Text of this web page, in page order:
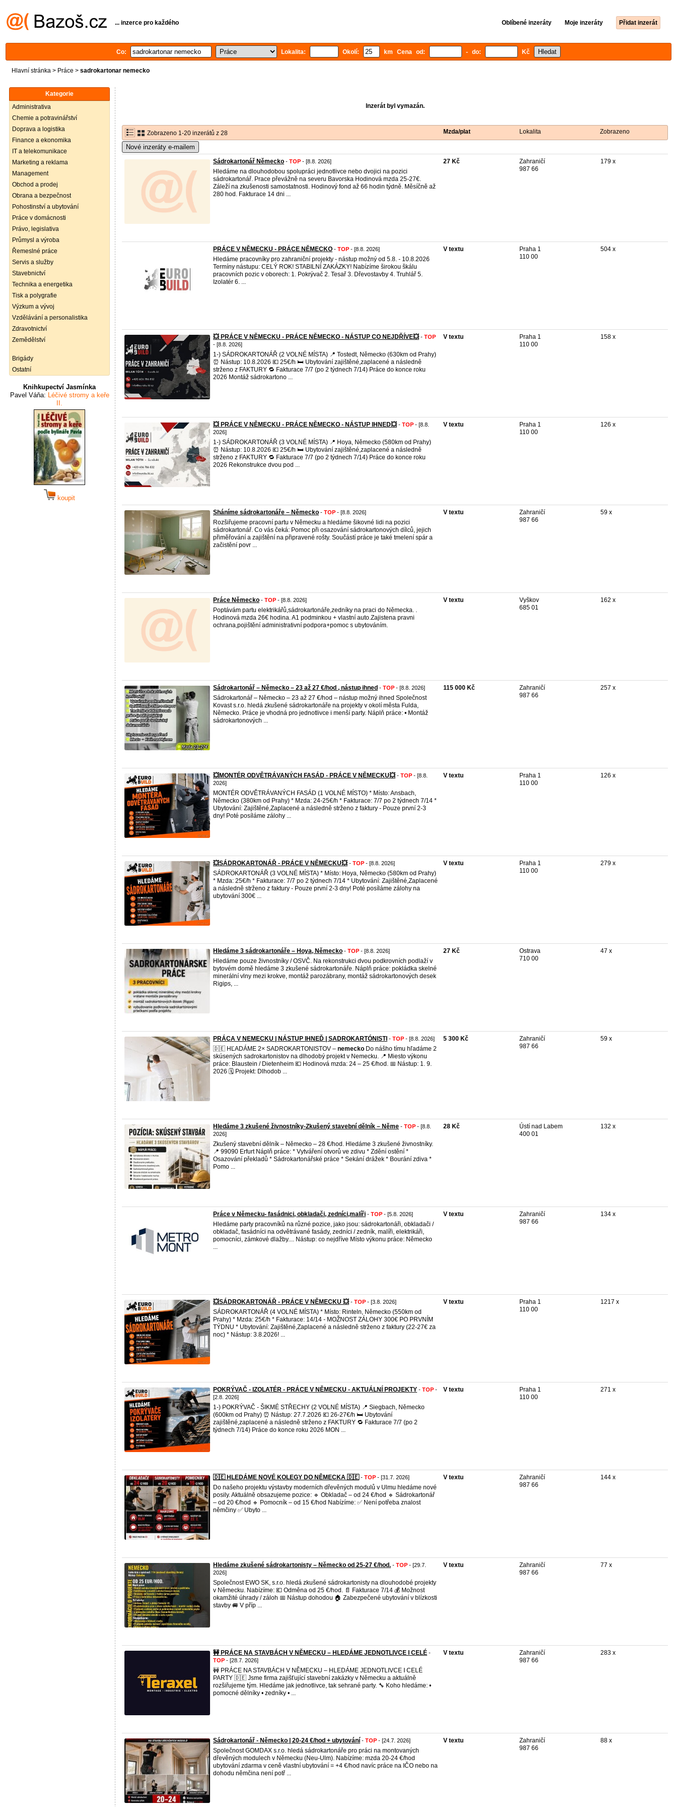
... inzerce pro každého Oblíbené inzeráty Moje inzeráty Přidat inzerát
Co: Lokalita: Okolí: km Cena od: - do: Kč
Hlavní stránka > Práce > sadrokartonar nemecko
Kategorie
Administrativa
Chemie a potravinářství
Doprava a logistika
Finance a ekonomika
IT a telekomunikace
Marketing a reklama
Management
Obchod a prodej
Obrana a bezpečnost
Pohostinství a ubytování
Práce v domácnosti
Právo, legislativa
Průmysl a výroba
Řemeslné práce
Servis a služby
Stavebnictví
Technika a energetika
Tisk a polygrafie
Výzkum a vývoj
Vzdělávání a personalistika
Zdravotnictví
Zemědělství
Brigády
Ostatní
Knihkupectví Jasmínka
Pavel Váňa: Léčivé stromy a keře
II.
koupit
Inzerát byl vymazán.
Zobrazeno 1-20 inzerátů z 28 Mzda/plat Lokalita Zobrazeno
Nové inzeráty e-mailem
Sádrokartonář Německo - TOP - [8.8. 2026]
Hledáme na dlouhodobou spolupráci jednotlivce nebo dvojici na pozici
sádrokartonář. Prace převážně na severu Bavorska Hodinová mzda 25-27€.
Záleží na zkušenosti samostatnosti. Hodinový fond až 66 hodin týdně. Měsíčně až
280 hod. Fakturace 14 dni ...
27 Kč
Zahraničí
987 66
179 x
PRÁCE V NĚMECKU - PRÁCE NĚMECKO - TOP - [8.8. 2026]
Hledáme pracovníky pro zahraniční projekty - nástup možný od 5.8. - 10.8.2026
Termíny nástupu: CELÝ ROK! STABILNÍ ZAKÁZKY! Nabízíme širokou škálu
pracovních pozic v oborech: 1. Pokrývač 2. Tesař 3. Dřevostavby 4. Truhlář 5.
Izolatér 6. ...
V textu
Praha 1
110 00
504 x
💥 PRÁCE V NĚMECKU - PRÁCE NĚMECKO - NÁSTUP CO NEJDŘÍVE💥- TOP
- [8.8. 2026]
1-) SÁDROKARTONÁŘ (2 VOLNÉ MÍSTA) 📍 Tostedt, Německo (630km od Prahy)
⏰ Nástup: 10.8.2026 💶 25€/h 🛏️ Ubytování zajištěné,zaplacené a následně
strženo z FAKTURY 🔁 Fakturace 7/7 (po 2 týdnech 7/14) Práce do konce roku
2026 Montáž sádrokartono ...
V textu
Praha 1
110 00
158 x
💥 PRÁCE V NĚMECKU - PRÁCE NĚMECKO - NÁSTUP IHNED💥- TOP - [8.8.
2026]
1-) SÁDROKARTONÁŘ (3 VOLNÉ MÍSTA) 📍 Hoya, Německo (580km od Prahy)
⏰ Nástup: 10.8.2026 💶 25€/h 🛏️ Ubytování zajištěné,zaplacené a následně
strženo z FAKTURY 🔁 Fakturace 7/7 (po 2 týdnech 7/14) Práce do konce roku
2026 Rekonstrukce dvou pod ...
V textu
Praha 1
110 00
126 x
Sháníme sádrokartonáře – Německo - TOP - [8.8. 2026]
Rozšiřujeme pracovní partu v Německu a hledáme šikovné lidi na pozici
sádrokartonář. Co vás čeká: Pomoc při osazování sádrokartonových dílců, jejich
přiměřování a zajištění na připravené rošty. Součástí práce je také tmelení spár a
začistění povr ...
V textu
Zahraničí
987 66
59 x
Práce Německo - TOP - [8.8. 2026]
Poptávám partu elektrikářů,sádrokartonáře,zedníky na praci do Německa. .
Hodinová mzda 26€ hodina. A1 podminkou + vlastní auto.Zajistena pravni
ochrana,pojištění administrativní podpora+pomoc s ubytováním.
V textu
Vyškov
685 01
162 x
Sádrokartonář – Německo – 23 až 27 €/hod , nástup ihned - TOP - [8.8. 2026]
Sádrokartonář – Německo – 23 až 27 €/hod – nástup možný ihned Společnost
Kovast s.r.o. hledá zkušené sádrokartonáře na projekty v okolí města Fulda,
Německo. Práce je vhodná pro jednotlivce i menší party. Náplň práce: • Montáž
sádrokartonových ...
115 000 Kč
Zahraničí
987 66
257 x
💥MONTÉR ODVĚTRÁVANÝCH FASÁD - PRÁCE V NĚMECKU💥- TOP - [8.8.
2026]
MONTÉR ODVĚTRÁVANÝCH FASÁD (1 VOLNÉ MÍSTO) * Místo: Ansbach,
Německo (380km od Prahy) * Mzda: 24-25€/h * Fakturace: 7/7 po 2 týdnech 7/14 *
Ubytování: Zajištěné,Zaplacené a následně strženo z faktury - Pouze první 2-3
dny! Poté posíláme zálohy ...
V textu
Praha 1
110 00
126 x
💥SÁDROKARTONÁŘ - PRÁCE V NĚMECKU💥- TOP - [8.8. 2026]
SÁDROKARTONÁŘ (3 VOLNÉ MÍSTA) * Místo: Hoya, Německo (580km od Prahy)
* Mzda: 25€/h * Fakturace: 7/7 po 2 týdnech 7/14 * Ubytování: Zajištěné,Zaplacené
a následně strženo z faktury - Pouze první 2-3 dny! Poté posíláme zálohy na
ubytování 300€ ...
V textu
Praha 1
110 00
279 x
Hledáme 3 sádrokartonáře – Hoya, Německo - TOP - [8.8. 2026]
Hledáme pouze živnostníky / OSVČ. Na rekonstrukci dvou podkrovních podlaží v
bytovém domě hledáme 3 zkušené sádrokartonáře. Náplň práce: pokládka skelné
minerální vlny mezi krokve, montáž parozábrany, montáž sádrokartonových desek
Rigips, ...
27 Kč
Ostrava
710 00
47 x
PRÁCA V NEMECKU | NÁSTUP IHNEĎ | SADROKARTÓNISTI - TOP - [8.8. 2026]
🇩🇪 HĽADÁME 2× SADROKARTONISTOV – nemecko Do nášho tímu hľadáme 2
skúsených sadrokartonistov na dlhodobý projekt v Nemecku. 📍 Miesto výkonu
práce: Blaustein / Dietenheim 💶 Hodinová mzda: 24 – 25 €/hod. 📅 Nástup: 1. 9.
2026 🗓️ Projekt: Dlhodob ...
5 300 Kč
Zahraničí
987 66
59 x
Hledáme 3 zkušené živnostníky-Zkušený stavební dělník – Něme - TOP - [8.8.
2026]
Zkušený stavební dělník – Německo – 28 €/hod. Hledáme 3 zkušené živnostníky.
📍 99090 Erfurt Náplň práce: * Vytváření otvorů ve zdivu * Zdění ostění *
Osazování překladů * Sádrokartonářské práce * Sekání drážek * Bourání zdiva *
Pomo ...
28 Kč
Ústí nad Labem
400 01
132 x
Práce v Německu- fasádnici, obkladači, zedníci,malíři - TOP - [5.8. 2026]
Hledáme party pracovníků na různé pozice, jako jsou: sádrokartonáři, obkladači /
obkladač, fasádníci na odvětrávané fasády, zedníci / zedník, malíři, elektrikáři,
pomocníci, zámkové dlažby.... Nástup: co nejdříve Místo výkonu práce: Německo
...
V textu
Zahraničí
987 66
134 x
💥SÁDROKARTONÁŘ - PRÁCE V NĚMECKU 💥- TOP - [3.8. 2026]
SÁDROKARTONÁŘ (4 VOLNÉ MÍSTA) * Místo: Rinteln, Německo (550km od
Prahy) * Mzda: 25€/h * Fakturace: 14/14 - MOŽNOST ZÁLOHY 300€ PO PRVNÍM
TÝDNU * Ubytování: Zajištěné,Zaplacené a následně strženo z faktury (22-27€ za
noc) * Nástup: 3.8.2026! ...
V textu
Praha 1
110 00
1217 x
POKRÝVAČ - IZOLATÉR - PRÁCE V NĚMECKU - AKTUÁLNÍ PROJEKTY - TOP -
[2.8. 2026]
1-) POKRÝVAČ - ŠIKMÉ STŘECHY (2 VOLNÉ MÍSTA) 📍 Siegbach, Německo
(600km od Prahy) ⏰ Nástup: 27.7.2026 💶 26-27€/h 🛏️ Ubytování
zajištěné,zaplacené a následně strženo z FAKTURY 🔁 Fakturace 7/7 (po 2
týdnech 7/14) Práce do konce roku 2026 MON ...
V textu
Praha 1
110 00
271 x
🇩🇪 HLEDÁME NOVÉ KOLEGY DO NĚMECKA 🇩🇪- TOP - [31.7. 2026]
Do našeho projektu výstavby moderních dřevěných modulů v Ulmu hledáme nové
posily. Aktuálně obsazujeme pozice: 🔹 Obkladač – od 24 €/hod 🔹 Sádrokartonář
– od 20 €/hod 🔹 Pomocník – od 15 €/hod Nabízíme: ✅ Není potřeba znalost
němčiny ✅ Ubyto ...
V textu
Zahraničí
987 66
144 x
Hledáme zkušené sádrokartonisty – Německo od 25-27 €/hod. - TOP - [29.7.
2026]
Společnost EWO SK, s.r.o. hledá zkušené sádrokartonisty na dlouhodobé projekty
v Německu. Nabízíme: 💶 Odměna od 25 €/hod. 📄 Fakturace 7/14 💰 Možnost
okamžité úhrady / záloh 📅 Nástup dohodou 🏠 Zabezpečené ubytování v blízkosti
stavby 🚐 V příp ...
V textu
Zahraničí
987 66
77 x
🚧 PRÁCE NA STAVBÁCH V NĚMECKU – HLEDÁME JEDNOTLIVCE I CELÉ -
TOP - [28.7. 2026]
🚧 PRÁCE NA STAVBÁCH V NĚMECKU – HLEDÁME JEDNOTLIVCE I CELÉ
PARTY 🇩🇪 Jsme firma zajišťující stavební zakázky v Německu a aktuálně
rozšiřujeme tým. Hledáme jak jednotlivce, tak sehrané party. 🔧 Koho hledáme: •⁠
⁠pomocné dělníky •⁠ ⁠zedníky • ...
V textu
Zahraničí
987 66
283 x
Sádrokartonář - Německo | 20-24 €/hod + ubytování - TOP - [24.7. 2026]
Společnost GOMDAX s.r.o. hledá sádrokartonáře pro práci na montovaných
dřevěných modulech v Německu (Neu-Ulm). Nabízíme: mzda 20-24 €/hod
ubytování zdarma v ceně vlastní ubytování = +4 €/hod navíc práce na IČO nebo na
dohodu němčina není potř ...
V textu
Zahraničí
987 66
88 x